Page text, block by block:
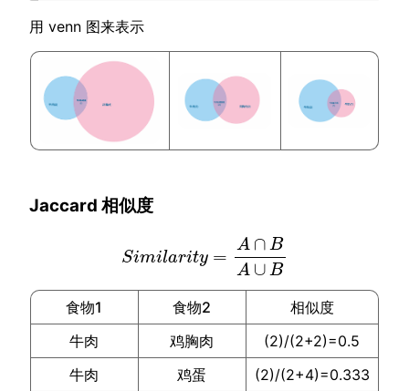
用 venn 图来表示
Jaccard 相似度
Similarity =
A ∩ B
A ∪ B
Similarity= A∩ BA∪B
食物1 食物2
相似度
牛肉
鸡胸肉
(2)/(2+2)=0.5
牛肉
鸡蛋
(2)/(2+4)=0.333